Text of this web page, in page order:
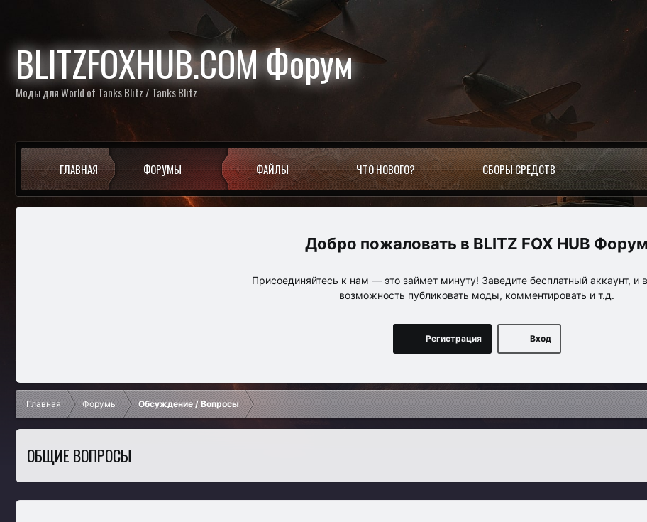
BLITZFOXHUB.COM Форум
Моды для World of Tanks Blitz / Tanks Blitz
ГЛАВНАЯ ФОРУМЫ ФАЙЛЫ ЧТО НОВОГО? СБОРЫ СРЕДСТВ
BLITZ FOX HUB Форум
Присоединяйтесь к нам — это займет минуту! Заведите бесплатный аккаунт, и
возможность публиковать моды, комментировать и т.д.
Вход
Регистрация
Главная Форумы Обсуждение / Вопросы
ОБЩИЕ ВОПРОСЫ